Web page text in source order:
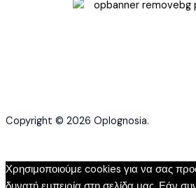
Copyright © 2026 Oplognosia.
Χρησιμοποιούμε cookies για να σας